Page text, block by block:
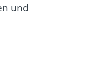
und